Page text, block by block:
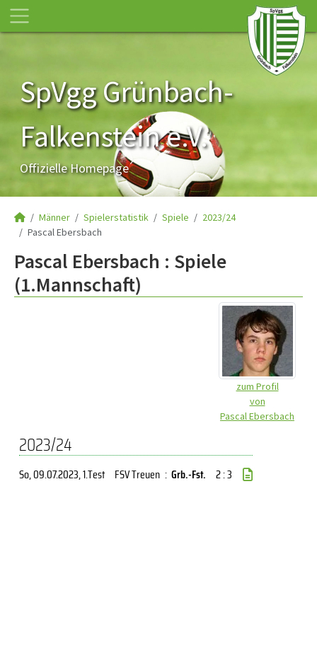
SpVgg Grünbach-
Falkenstein e.V.
Offizielle Homepage
Männer Spielerstatistik Spiele
2023/24
Pascal Ebersbach
Pascal Ebersbach : Spiele
(1.Mannschaft)
zum Profil
von
Pascal Ebersbach
2023/24
So, 09.07.2023, 1.Test FSV Treuen : Grb.-Fst. 2 : 3